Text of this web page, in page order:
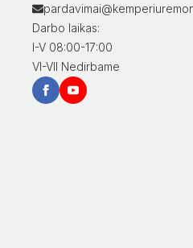
Darbo laikas:
I-V 08:00-17:00
VI-VII Nedirbame